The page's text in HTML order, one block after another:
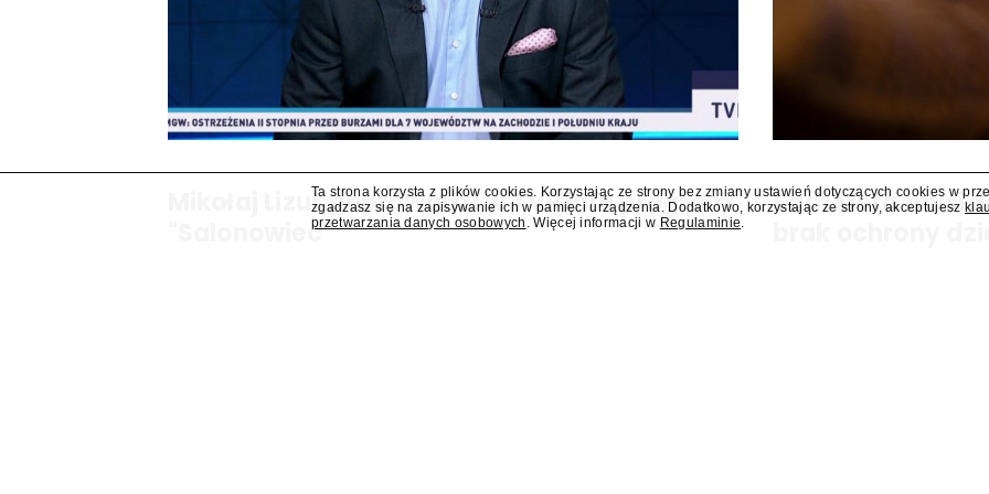
Mikołaj Lizut poprowadzi w TVP Info program
"Salonowiec"
Sąd: Meta musi
Ta strona korzysta z plików cookies. Korzystając ze strony bez zmiany ustawień dotyczących cookies w
zgadzasz się na zapisywanie ich w pamięci urządzenia. Dodatkowo, korzystając ze strony, akceptujesz
przetwarzania danych osobowych . Więcej informacji w Regulaminie.